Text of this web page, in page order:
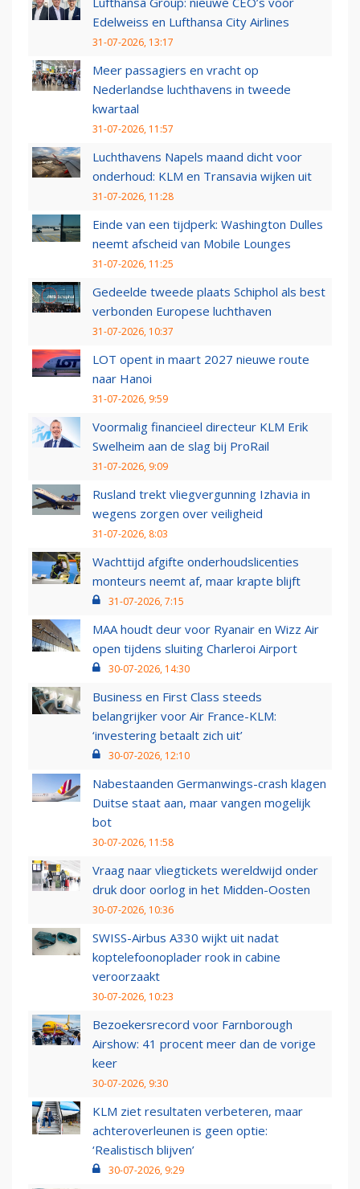
Edelweiss en Lufthansa City Airlines
31-07-2026, 13:17
Meer passagiers en vracht op
Nederlandse luchthavens in tweede
kwartaal
31-07-2026, 11:57
Luchthavens Napels maand dicht voor
onderhoud: KLM en Transavia wijken uit
31-07-2026, 11:28
Einde van een tijdperk: Washington Dulles
neemt afscheid van Mobile Lounges
31-07-2026, 11:25
Gedeelde tweede plaats Schiphol als best
verbonden Europese luchthaven
31-07-2026, 10:37
LOT opent in maart 2027 nieuwe route
naar Hanoi
31-07-2026, 9:59
Voormalig financieel directeur KLM Erik
Swelheim aan de slag bij ProRail
31-07-2026, 9:09
Rusland trekt vliegvergunning Izhavia in
wegens zorgen over veiligheid
31-07-2026, 8:03
Wachttijd afgifte onderhoudslicenties
monteurs neemt af, maar krapte blijft
31-07-2026, 7:15
MAA houdt deur voor Ryanair en Wizz Air
open tijdens sluiting Charleroi Airport
30-07-2026, 14:30
Business en First Class steeds
belangrijker voor Air France-KLM:
‘investering betaalt zich uit’
30-07-2026, 12:10
Nabestaanden Germanwings-crash klagen
Duitse staat aan, maar vangen mogelijk
bot
30-07-2026, 11:58
Vraag naar vliegtickets wereldwijd onder
druk door oorlog in het Midden-Oosten
30-07-2026, 10:36
SWISS-Airbus A330 wijkt uit nadat
koptelefoonoplader rook in cabine
veroorzaakt
30-07-2026, 10:23
Bezoekersrecord voor Farnborough
Airshow: 41 procent meer dan de vorige
keer
30-07-2026, 9:30
KLM ziet resultaten verbeteren, maar
achteroverleunen is geen optie:
‘Realistisch blijven’
30-07-2026, 9:29